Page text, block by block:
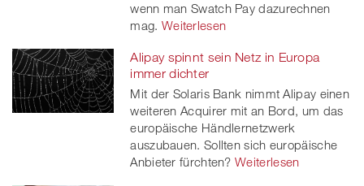
wenn man Swatch Pay dazurechnen
mag. Weiterlesen
Alipay spinnt sein Netz in Europa
immer dichter
Mit der Solaris Bank nimmt Alipay einen
weiteren Acquirer mit an Bord, um das
europäische Händlernetzwerk
auszubauen. Sollten sich europäische
Anbieter fürchten? Weiterlesen